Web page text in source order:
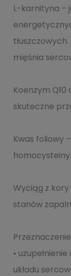
L-karnityna –
mięśnia
Koenzym Q10
skuteczne
Kwas foliowy
homocysteiny.
Wyciąg z
stanów
•
układu